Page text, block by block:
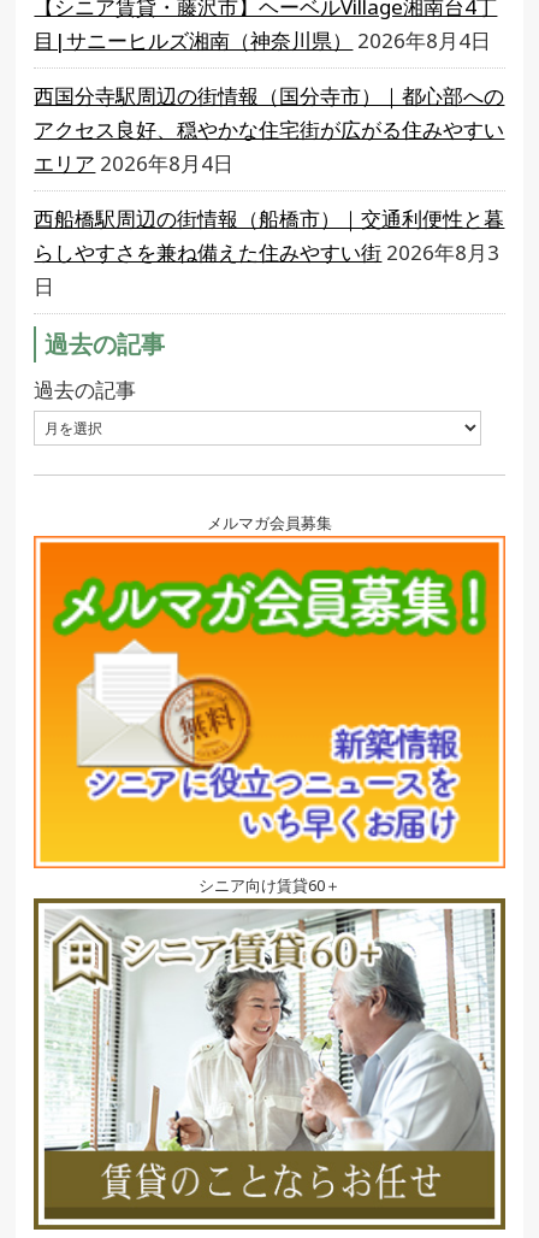
【シニア賃貸・藤沢市】ヘーベルVillage湘南台4丁
目|サニーヒルズ湘南（神奈川県）
2026年8月4日
西国分寺駅周辺の街情報（国分寺市）｜都心部への
アクセス良好、穏やかな住宅街が広がる住みやすい
エリア 2026年8月4日
西船橋駅周辺の街情報（船橋市）｜交通利便性と暮
らしやすさを兼ね備えた住みやすい街 2026年8月3
日
過去の記事
過去の記事
メルマガ会員募集
シニア向け賃貸60＋